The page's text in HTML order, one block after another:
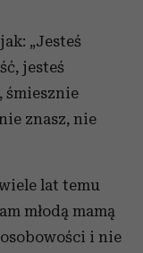
„Jesteś
jesteś
śmiesznie
znasz, nie
lat temu
młodą mamą
i nie